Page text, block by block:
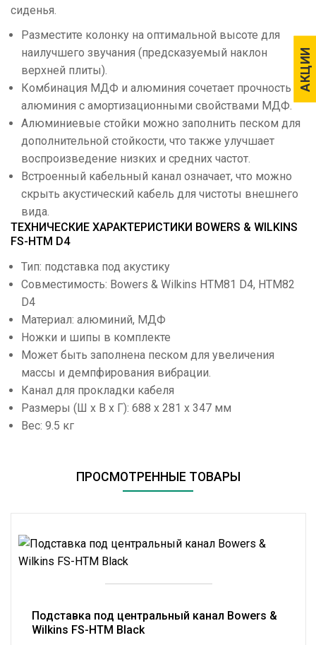
АКЦИИ
АКЦИИ
сиденья.
Разместите колонку на оптимальной высоте для
наилучшего звучания (предсказуемый наклон
верхней плиты).
Комбинация МДФ и алюминия сочетает прочность
алюминия с амортизационными свойствами МДФ.
Алюминиевые стойки можно заполнить песком для
дополнительной стойкости, что также улучшает
воспроизведение низких и средних частот.
Встроенный кабельный канал означает, что можно
скрыть акустический кабель для чистоты внешнего
вида.
ТЕХНИЧЕСКИЕ ХАРАКТЕРИСТИКИ BOWERS & WILKINS
FS-HTM D4
Тип: подставка под акустику
Совместимость: Bowers & Wilkins HTM81 D4, HTM82
D4
Материал: алюминий, МДФ
Ножки и шипы в комплекте
Может быть заполнена песком для увеличения
массы и демпфирования вибрации.
Канал для прокладки кабеля
Размеры (Ш x В x Г): 688 x 281 x 347 мм
Вес: 9.5 кг
ПРОСМОТРЕННЫЕ ТОВАРЫ
Подставка под центральный канал Bowers &
Wilkins FS-HTM Black